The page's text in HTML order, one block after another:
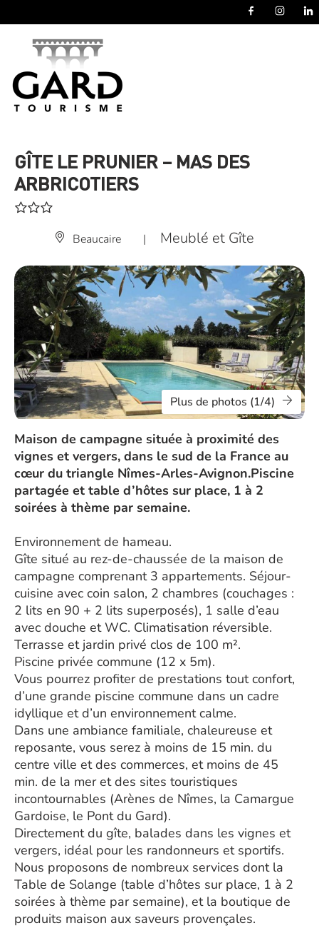
GÎTE LE PRUNIER – MAS DES
ARBRICOTIERS
Beaucaire | Meublé et Gîte
Plus de photos (1/4)
Maison de campagne située à proximité des
vignes et vergers, dans le sud de la France au
cœur du triangle Nîmes-Arles-Avignon.Piscine
partagée et table d’hôtes sur place, 1 à 2
soirées à thème par semaine.
Environnement de hameau.
Gîte situé au rez-de-chaussée de la maison de
campagne comprenant 3 appartements. Séjour-
cuisine avec coin salon, 2 chambres (couchages :
2 lits en 90 + 2 lits superposés), 1 salle d’eau
avec douche et WC. Climatisation réversible.
Terrasse et jardin privé clos de 100 m².
Piscine privée commune (12 x 5m).
Vous pourrez profiter de prestations tout confort,
d’une grande piscine commune dans un cadre
idyllique et d’un environnement calme.
Dans une ambiance familiale, chaleureuse et
reposante, vous serez à moins de 15 min. du
centre ville et des commerces, et moins de 45
min. de la mer et des sites touristiques
incontournables (Arènes de Nîmes, la Camargue
Gardoise, le Pont du Gard).
Directement du gîte, balades dans les vignes et
vergers, idéal pour les randonneurs et sportifs.
Nous proposons de nombreux services dont la
Table de Solange (table d’hôtes sur place, 1 à 2
soirées à thème par semaine), et la boutique de
produits maison aux saveurs provençales.